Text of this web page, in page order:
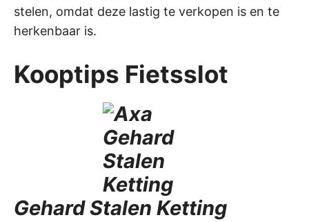
stelen, omdat deze lastig te verkopen is en te
herkenbaar is.
Kooptips Fietsslot
Gehard Stalen Ketting